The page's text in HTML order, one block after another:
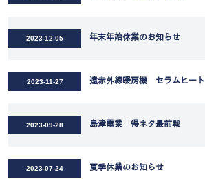
2023-12-05 年末年始休業のお知らせ
2023-11-27 遠赤外線暖房機 セラムヒート
2023-09-28 島津電業 得ネタ最前戦
2023-07-24 夏季休業のお知らせ